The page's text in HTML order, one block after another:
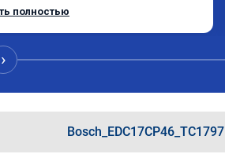
турбины, поменял стало все
полностью
›
Bosch_EDC17CP46_TC1797